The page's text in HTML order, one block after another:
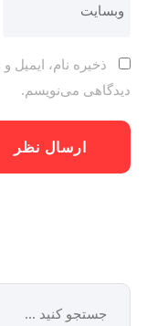
ذخیره نام، ایمیل و
دیدگاهی می‌نویسم.